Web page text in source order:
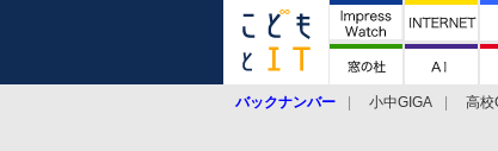
バックナンバー 小中GIGA 高校